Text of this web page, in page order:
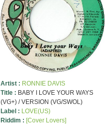
Artist : RONNIE DAVIS
Title : BABY I LOVE YOUR WAYS
(VG+) / VERSION (VG/SWOL)
Label : LOVE(US)
Riddim : [Cover Lovers]